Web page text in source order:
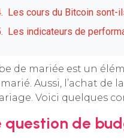
Les cours du Bitcoin sont-
Les indicateurs de
de mariée est un
Aussi, l’achat de
Voici quelques
question de